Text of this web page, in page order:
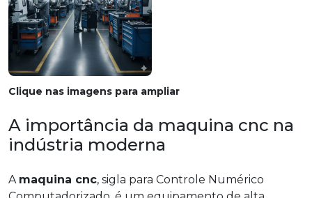
Clique nas imagens para ampliar
A importância da maquina cnc na
indústria moderna
A maquina cnc, sigla para Controle Numérico